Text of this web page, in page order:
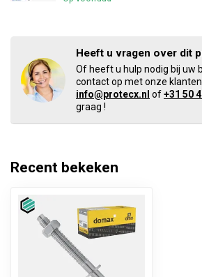
Heeft u vragen over dit
Of heeft u hulp nodig bij uw
contact op met onze
info@protecx.nl of+31 50
graag !
Recent bekeken